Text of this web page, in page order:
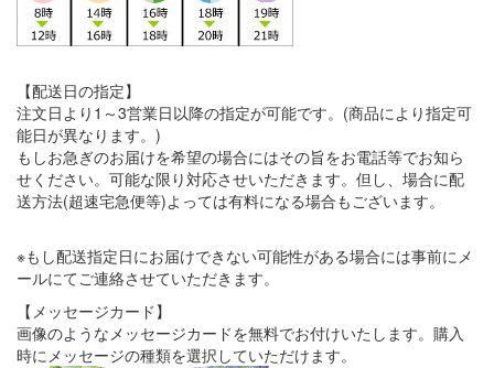
【配送日の指定】
注文日より1～3営業日以降の指定が可能です。(商品により指定可
能日が異なります。)
もしお急ぎのお届けを希望の場合にはその旨をお電話等でお知ら
せください。可能な限り対応させいただきます。但し、場合に配
送方法(超速宅急便等)よっては有料になる場合もございます。
※もし配送指定日にお届けできない可能性がある場合には事前にメ
ールにてご連絡させていただきます。
【メッセージカード】
画像のようなメッセージカードを無料でお付けいたします。購入
時にメッセージの種類を選択していただけます。